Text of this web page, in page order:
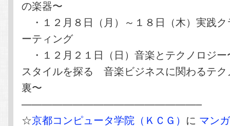
の楽器〜
・１２月８日（月）～１８日（木）実践
ーティング
・１２月２１日（日）音楽とテクノロジ
スタイルを探る 音楽ビジネスに関わるテク
裏〜
—————————————————–
☆京都コンピュータ学院（ＫＣＧ） に マン